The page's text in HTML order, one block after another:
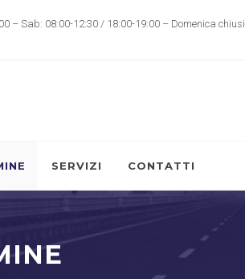
– Sab: 08:00-12:30 / 18:00-19:00 – Domenica chiusi
SERVIZI CONTATTI